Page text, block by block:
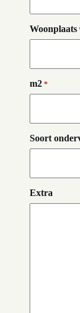
Woonplaats
m2 *
Soort
Extra